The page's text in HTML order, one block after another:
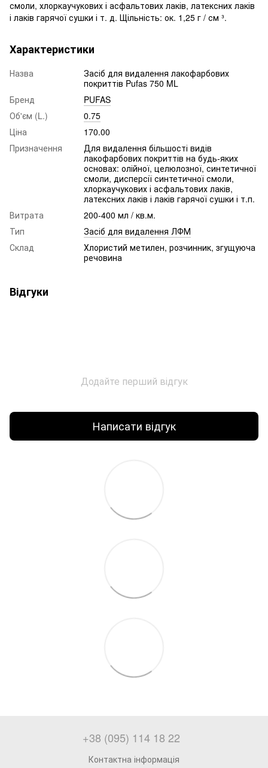
смоли, хлоркаучукових і асфальтових лаків, латексних лаків
і лаків гарячої сушки і т. д. Щільність: ок. 1,25 г / см ³.
Характеристики
Назва
Засіб для видалення лакофарбових
покриттів Pufas 750 ML
Бренд
PUFAS
Об'єм (L.)
0.75
Ціна
170.00
Призначення
Для видалення більшості видів
лакофарбових покриттів на будь-яких
основах: олійної, целюлозної, синтетичної
смоли, дисперсії синтетичної смоли,
хлоркаучукових і асфальтових лаків,
латексних лаків і лаків гарячої сушки і т.п.
Витрата
200-400 мл / кв.м.
Тип
Засіб для видалення ЛФМ
Склад
Хлористий метилен, розчинник, згущуюча
речовина
Відгуки
Додайте перший відгук
Написати відгук
+38 (095) 114 18 22
Контактна інформація